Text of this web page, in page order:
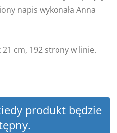
napis wykonała Anna
21 cm, 192 strony w linie.
produkt będzie